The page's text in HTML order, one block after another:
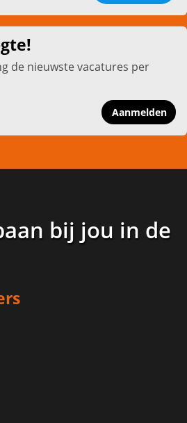
de nieuwste vacatures per
Aanmelden
bij jou in de